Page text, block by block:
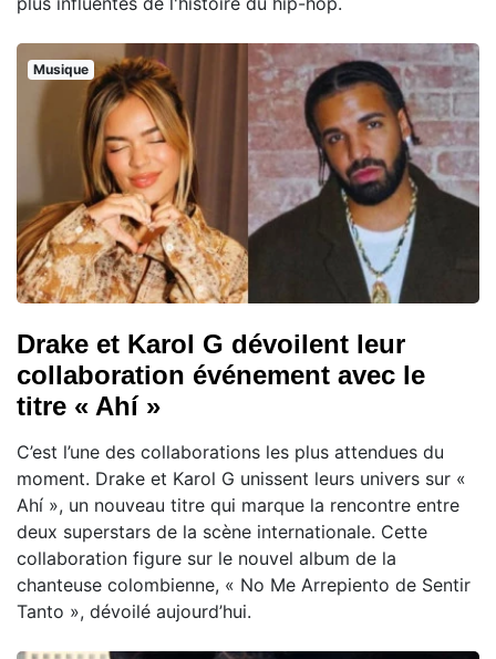
Musique
Drake et Karol G dévoilent leur
collaboration événement avec le
titre « Ahí »
C’est l’une des collaborations les plus attendues du
moment. Drake et Karol G unissent leurs univers sur «
Ahí », un nouveau titre qui marque la rencontre entre
deux superstars de la scène internationale. Cette
collaboration figure sur le nouvel album de la
chanteuse colombienne, « No Me Arrepiento de Sentir
Tanto », dévoilé aujourd’hui.